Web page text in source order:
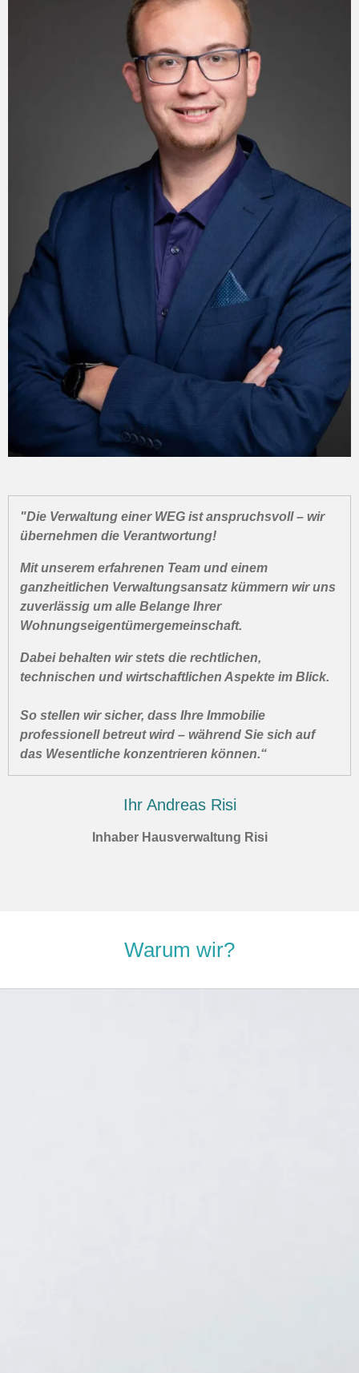
"Die Verwaltung einer WEG ist anspruchsvoll – wir
übernehmen die Verantwortung!
Mit unserem erfahrenen Team und einem
ganzheitlichen Verwaltungsansatz kümmern wir uns
zuverlässig um alle Belange Ihrer
Wohnungseigentümergemeinschaft.
Dabei behalten wir stets die rechtlichen,
technischen und wirtschaftlichen Aspekte im Blick.
So stellen wir sicher, dass Ihre Immobilie
professionell betreut wird – während Sie sich auf
das Wesentliche konzentrieren können.“
Ihr Andreas Risi
Inhaber Hausverwaltung Risi
Warum wir?